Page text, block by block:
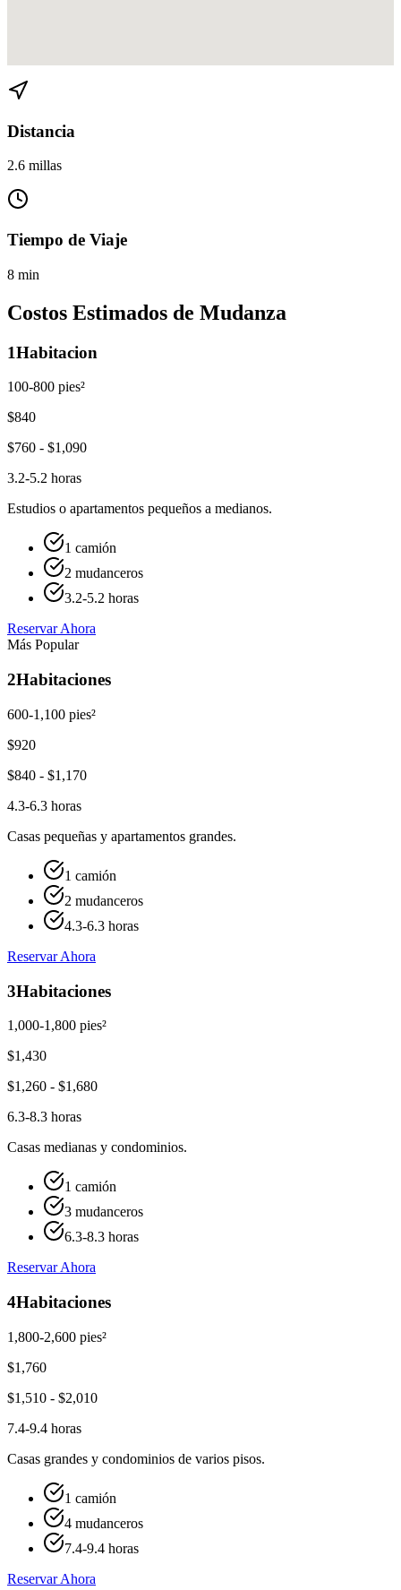
Distancia
2.6 millas
Tiempo de Viaje
8 min
Costos Estimados de Mudanza
1Habitacion
100-800 pies²
$840
$760 - $1,090
3.2-5.2 horas
Estudios o apartamentos pequeños a medianos.
1 camión
2 mudanceros
3.2-5.2 horas
Reservar Ahora
Más Popular
2Habitaciones
600-1,100 pies²
$920
$840 - $1,170
4.3-6.3 horas
Casas pequeñas y apartamentos grandes.
1 camión
2 mudanceros
4.3-6.3 horas
Reservar Ahora
3Habitaciones
1,000-1,800 pies²
$1,430
$1,260 - $1,680
6.3-8.3 horas
Casas medianas y condominios.
1 camión
3 mudanceros
6.3-8.3 horas
Reservar Ahora
4Habitaciones
1,800-2,600 pies²
$1,760
$1,510 - $2,010
7.4-9.4 horas
Casas grandes y condominios de varios pisos.
1 camión
4 mudanceros
7.4-9.4 horas
Reservar Ahora